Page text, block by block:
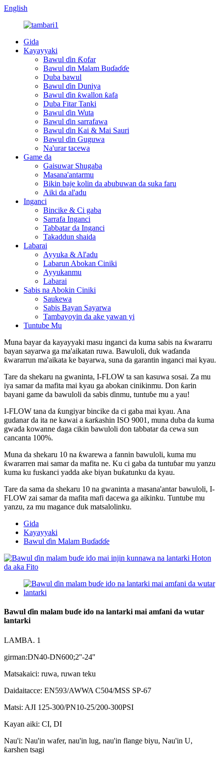
English
Gida
Kayayyaki
Bawul ɗin Ƙofar
Bawul ɗin Malam Buɗaɗɗe
Duba bawul
Bawul ɗin Duniya
Bawul ɗin ƙwallon ƙafa
Duba Fitar Tanki
Bawul ɗin Wuta
Bawul ɗin sarrafawa
Bawul ɗin Kai & Mai Sauri
Bawul ɗin Guguwa
Na'urar tacewa
Game da
Gaisuwar Shugaba
Masana'antarmu
Bikin baje kolin da abubuwan da suka faru
Aiki da al'adu
Inganci
Bincike & Ci gaba
Sarrafa Inganci
Tabbatar da Inganci
Takaddun shaida
Labarai
Ayyuka & Al'adu
Labarun Abokan Ciniki
Ayyukanmu
Labarai
Sabis na Abokin Ciniki
Saukewa
Sabis Bayan Sayarwa
Tambayoyin da ake yawan yi
Tuntube Mu
Muna bayar da kayayyaki masu inganci da kuma sabis na ƙwararru
bayan sayarwa ga ma'aikatan ruwa. Bawuloli, duk waɗanda
ƙwararrun ma'aikata ke bayarwa, suna da garantin inganci mai kyau.
Tare da shekaru na gwaninta, I-FLOW ta san kasuwa sosai. Za mu
iya samar da mafita mai kyau ga abokan cinikinmu. Don ƙarin
bayani game da bawuloli da sabis ɗinmu, tuntuɓe mu a yau!
I-FLOW tana da ƙungiyar bincike da ci gaba mai kyau. Ana
gudanar da ita ne kawai a ƙarƙashin ISO 9001, muna duba da kuma
gwada kowanne daga cikin bawuloli don tabbatar da cewa sun
cancanta 100%.
Muna da shekaru 10 na ƙwarewa a fannin bawuloli, kuma mu
ƙwararren mai samar da mafita ne. Ku ci gaba da tuntuɓar mu yanzu
kuma ku fuskanci yadda ake biyan buƙatunku da kyau.
Tare da sama da shekaru 10 na gwaninta a masana'antar bawuloli, I-
FLOW zai samar da mafita mafi dacewa ga aikinku. Tuntube mu
yanzu, za mu magance duk matsalolinku.
Gida
Kayayyaki
Bawul ɗin Malam Buɗaɗɗe
Bawul ɗin malam buɗe ido na lantarki mai amfani da wutar
lantarki
LAMBA. 1
girman:DN40-DN600;2''-24''
Matsakaici: ruwa, ruwan teku
Daidaitacce: EN593/AWWA C504/MSS SP-67
Matsi: AJI 125-300/PN10-25/200-300PSI
Kayan aiki: CI, DI
Nau'i: Nau'in wafer, nau'in lug, nau'in flange biyu, Nau'in U,
ƙarshen tsagi